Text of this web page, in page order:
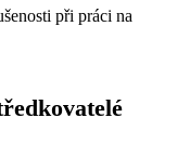
při práci na